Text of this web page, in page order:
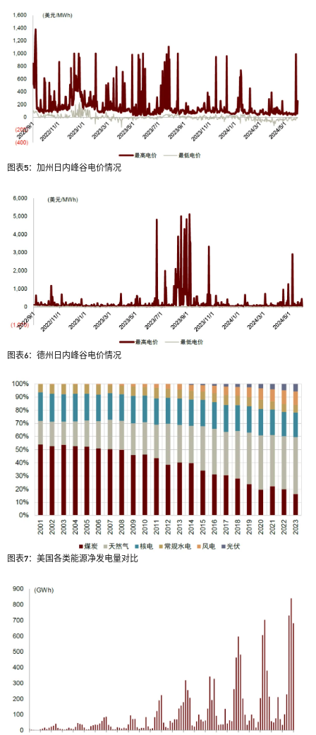
图表5：加州日内峰谷电价情况
图表6：德州日内峰谷电价情况
图表7：美国各类能源净发电量对比